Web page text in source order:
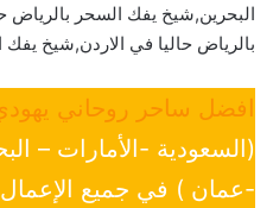
البحرين,شيخ يفك السحر بالرياض
بالرياض حاليا في الاردن,شيخ
افضل ساحر روحاني
(السعودية -الأمارات –
-عمان ) في جميع